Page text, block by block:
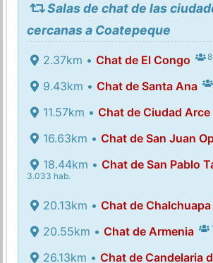
Salas de chat de las
cercanas a Coatepeque
2.37km • Chat de El Congo
9.43km • Chat de Santa Ana
11.57km • Chat de Ciudad Arce
16.63km • Chat de San Juan
18.44km • Chat de San Pablo
3.033 hab.
20.13km • Chat de Chalchuapa
20.55km • Chat de Armenia
26.13km • Chat de Candelaria